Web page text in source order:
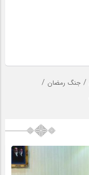
/ جنگ رمضان /